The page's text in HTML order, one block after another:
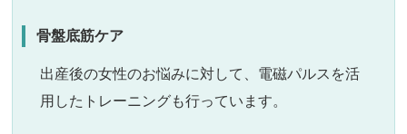
骨盤底筋ケア
出産後の女性のお悩みに対して、電磁パルスを活
用したトレーニングも行っています。